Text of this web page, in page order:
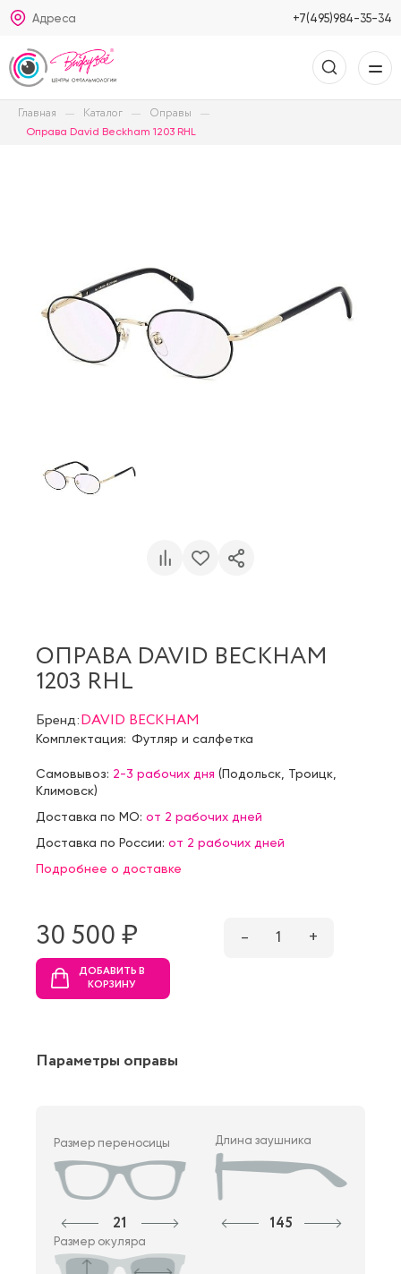
Адреса +7(495)984-35-34
Главная Каталог Оправы
Оправа David Beckham 1203 RHL
ОПРАВА DAVID BECKHAM
1203 RHL
Бренд:DAVID BECKHAM
Комплектация: Футляр и салфетка
Самовывоз: 2-3 рабочих дня (Подольск Троицк
Климовск)
Доставка по МО: от 2 рабочих дней
Доставка по России: от 2 рабочих дней
Подробнее о доставке
30 500 ₷ – 1 +
ДОБАВИТЬ В
КОРЗИНУ
Параметры оправы
Размер переносицы
21
Длина заушника
145
Размер окуляра